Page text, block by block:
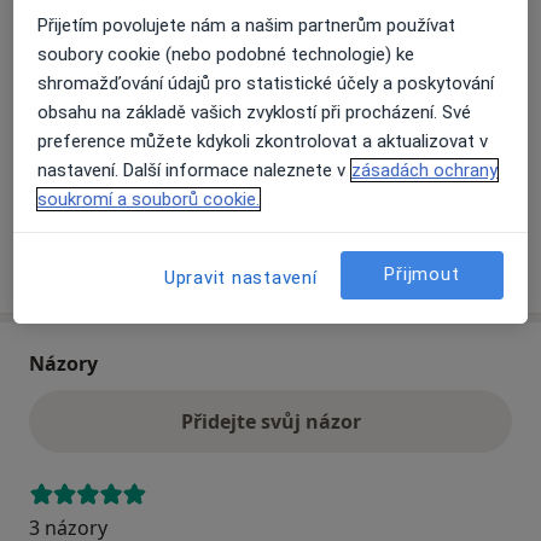
Přiblížit mapuse otevře v nové záložce
Dostupnost
Na této adrese online kalendář není aktivní
Co mám v takové situaci udělat?
o adrese
Názory
Přidejte svůj názor
3 názory
Přijetím povolujete nám a našim partnerům používat
soubory cookie (nebo podobné technologie) ke
shromažďování údajů pro statistické účely a poskytování
obsahu na základě vašich zvyklostí při procházení. Své
preference můžete kdykoli zkontrolovat a aktualizovat v
nastavení. Další informace naleznete v zásadách ochrany
soukromí a souborů cookie.
Upravit nastavení Přijmout